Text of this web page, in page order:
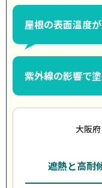
屋根の表面温度
紫外線の影響で
大阪
遮熱と高耐